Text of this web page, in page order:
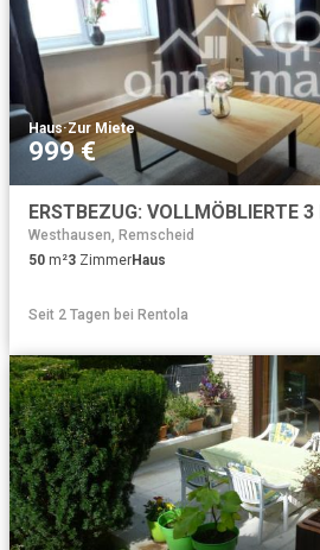
Haus·Zur Miete
999 €
Westhausen, Remscheid
50 m²3 ZimmerHaus
Seit 2 Tagen bei Rentola